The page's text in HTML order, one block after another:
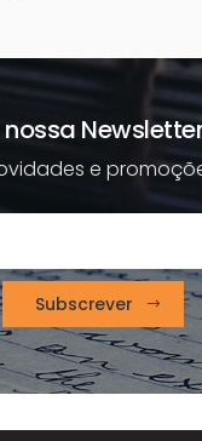
nossa Newsletter
e
Subscrever